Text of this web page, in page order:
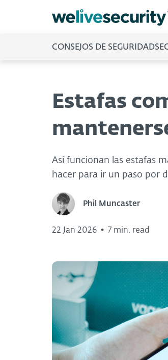
CONSEJOS DE SEGURIDAD
Estafas
Así funcionan las estafas
hacer para ir un paso por
Phil Muncaster
22 Jan 2026 • 7 min. read